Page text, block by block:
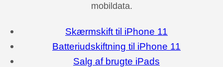
mobildata.
Skærmskift til iPhone 11
Batteriudskiftning til iPhone 11
Salg af brugte iPads